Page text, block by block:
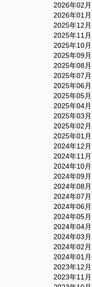
2026年02
2026年01
2025年12
2025年11
2025年10
2025年09
2025年08
2025年07
2025年06
2025年05
2025年04
2025年03
2025年02
2025年01
2024年12
2024年11
2024年10
2024年09
2024年08
2024年07
2024年06
2024年05
2024年04
2024年03
2024年02
2024年01
2023年12
2023年11